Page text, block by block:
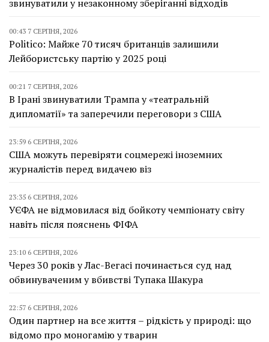
звинуватили у незаконному зберіганні відходів
00:43 7 СЕРПНЯ, 2026
Politico: Майже 70 тисяч британців залишили
Лейбористську партію у 2025 році
00:21 7 СЕРПНЯ, 2026
В Ірані звинуватили Трампа у «театральній
дипломатії» та заперечили переговори з США
23:59 6 СЕРПНЯ, 2026
США можуть перевіряти соцмережі іноземних
журналістів перед видачею віз
23:35 6 СЕРПНЯ, 2026
УЄФА не відмовилася від бойкоту чемпіонату світу
навіть після пояснень ФІФА
23:10 6 СЕРПНЯ, 2026
Через 30 років у Лас-Вегасі починається суд над
обвинуваченим у вбивстві Тупака Шакура
22:57 6 СЕРПНЯ, 2026
Один партнер на все життя – рідкість у природі: що
відомо про моногамію у тварин